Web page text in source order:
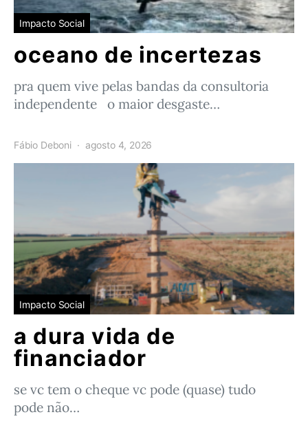
Impacto Social
oceano de incertezas
pra quem vive pelas bandas da consultoria
independente o maior desgaste…
Fábio Deboni agosto 4, 2026
Impacto Social
a dura vida de
financiador
se vc tem o cheque vc pode (quase) tudo
pode não…